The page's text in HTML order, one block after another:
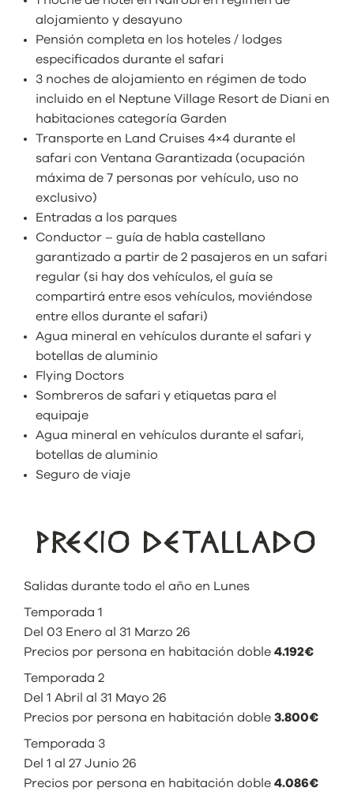
alojamiento y desayuno
Pensión completa en los hoteles / lodges
especificados durante el safari
3 noches de alojamiento en régimen de todo
incluido en el Neptune Village Resort de Diani en
habitaciones categoría Garden
Transporte en Land Cruises 4×4 durante el
safari con Ventana Garantizada (ocupación
máxima de 7 personas por vehículo, uso no
exclusivo)
Entradas a los parques
Conductor – guía de habla castellano
garantizado a partir de 2 pasajeros en un safari
regular (si hay dos vehículos, el guía se
compartirá entre esos vehículos, moviéndose
entre ellos durante el safari)
Agua mineral en vehículos durante el safari y
botellas de aluminio
Flying Doctors
Sombreros de safari y etiquetas para el
equipaje
Agua mineral en vehículos durante el safari,
botellas de aluminio
Seguro de viaje
PRECIO DETALLADO
Salidas durante todo el año en Lunes
Temporada 1
Del 03 Enero al 31 Marzo 26
Precios por persona en habitación doble 4.192€
Temporada 2
Del 1 Abril al 31 Mayo 26
Precios por persona en habitación doble 3.800€
Temporada 3
Del 1 al 27 Junio 26
Precios por persona en habitación doble 4.086€